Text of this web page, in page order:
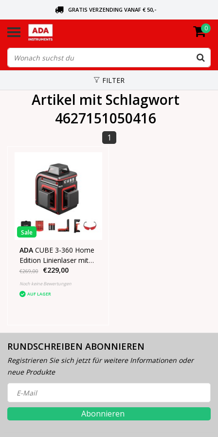
GRATIS VERZENDING VANAF € 50,-
VANDAAG BESTELD, VANDAAG VERZONDEN
0
FILTER
Artikel mit Schlagwort
4627151050416
1
Sale
ADA CUBE 3-360 Home
Edition Linienlaser mit
3x360° roten Linien
€269,00 €229,00
Noch keine Bewertungen
AUF LAGER
RUNDSCHREIBEN ABONNIEREN
Registrieren Sie sich jetzt für weitere Informationen oder
neue Produkte
Abonnieren